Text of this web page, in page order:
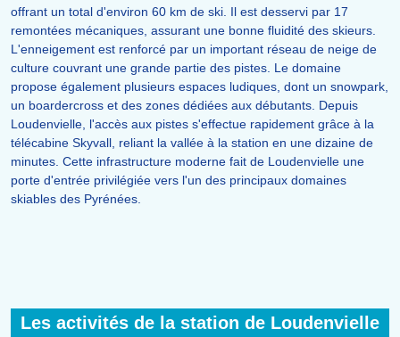
offrant un total d'environ 60 km de ski. Il est desservi par 17
remontées mécaniques, assurant une bonne fluidité des skieurs.
L'enneigement est renforcé par un important réseau de neige de
culture couvrant une grande partie des pistes. Le domaine
propose également plusieurs espaces ludiques, dont un snowpark,
un boardercross et des zones dédiées aux débutants. Depuis
Loudenvielle, l'accès aux pistes s'effectue rapidement grâce à la
télécabine Skyvall, reliant la vallée à la station en une dizaine de
minutes. Cette infrastructure moderne fait de Loudenvielle une
porte d'entrée privilégiée vers l'un des principaux domaines
skiables des Pyrénées.
Les activités de la station de Loudenvielle